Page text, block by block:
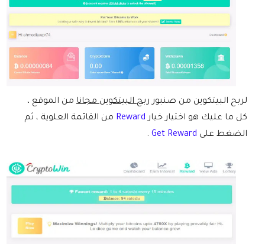
لربح البيتكوين من صنبورربح البيتكوين مجانامن الموقع ،
كل ما عليك هو اختيار خيارReward من القائمة العلوية ، ثم
الضغط علىGet Reward
.